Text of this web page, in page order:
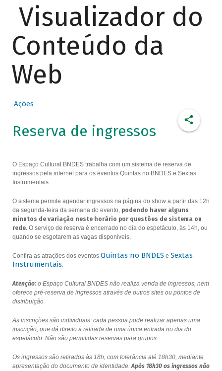
Visualizador do
Conteúdo da
Web
Ações
Reserva de ingressos
O Espaço Cultural BNDES trabalha com um sistema de reserva de
ingressos pela internet para os eventos Quintas no BNDES e Sextas
Instrumentais.
O sistema permite agendar ingressos na página do show a partir das 12h
da segunda-feira da semana do evento, podendo haver alguns
minutos de variação neste horário por questões de sistema ou
rede.O serviço de reserva é encerrado no dia do espetáculo, às 14h, ou
quando se esgotarem as vagas disponíveis.
Confira as atrações dos eventos Quintas no BNDES e Sextas
Instrumentais.
Atenção:o Espaço Cultural BNDES não realiza venda de ingressos, nem
oferece pré-reserva de ingressos através de outros sites ou pontos de
distribuição
As inscrições são individuais: cada pessoa pode realizar apenas uma
inscrição, que dá direito à retirada de uma única entrada no dia do
espetáculo. Não são permitidas reservas para grupos.
Os ingressos são retirados às 18h, com tolerância até 18h30, mediante
apresentação do documento de identidade.Após 18h30 os ingressos não